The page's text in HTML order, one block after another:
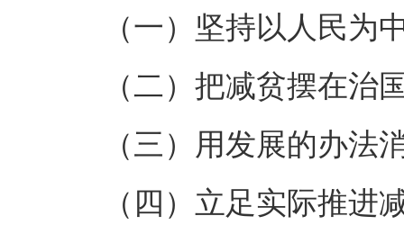
（一）坚持以人民为
（二）把减贫摆在治
（三）用发展的办法
（四）立足实际推进